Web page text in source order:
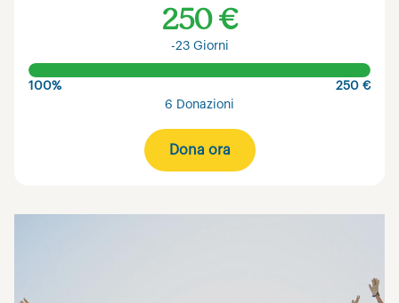
250 €
-23 Giorni
100%
250 €
6 Donazioni
Dona ora